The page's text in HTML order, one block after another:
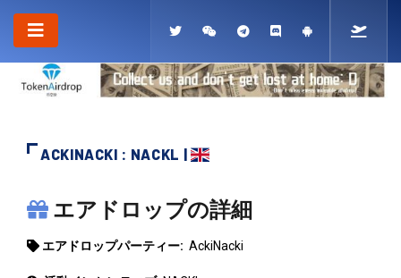
ACKINACKI : NACKL |
ACKINACKI
エアドロップの詳細
エアドロップパーティー: AckiNacki